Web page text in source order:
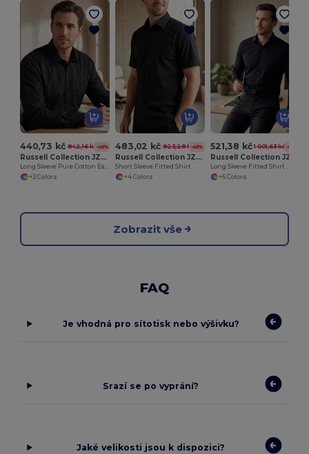
440,73 kč 842,16 kč-48%
Russell Collection JZ936
Long Sleeve Pure Cotton Easy Care Poplin Shirt
+2 Colors
483,02 kč 923,28 kč-48%
Russell Collection JZ947
Short Sleeve Fitted Shirt
+4 Colors
521,38 kč 1 001,63 kč-48%
Long Sleeve Fitted Shirt
+5 Colors
Zobrazit vše
FAQ
Je vhodná pro sítotisk nebo výšivku?
Srazí se po vyprání?
Jaké velikosti jsou k dispozici?